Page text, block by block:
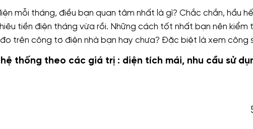
mỗi tháng, điều bạn quan tâm nhất là gì? Chắc chắn, hầu
tiền điện tháng vừa rồi. Những cách tốt nhất bạn nên kiểm
trên công tơ điện nhà bạn hay chưa? Đặc biệt là xem công
thống theo các giá trị : diện tích mái, nhu cầu sử